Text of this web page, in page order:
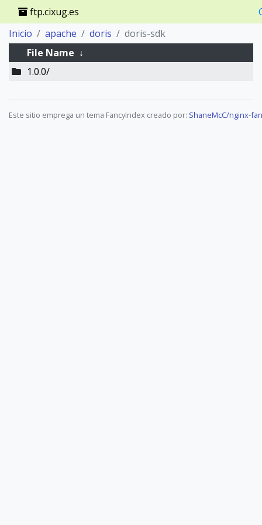
ftp.cixug.es
Inicio
apache doris
doris-sdk
File Name ↓
1.0.0/
Este sitio emprega un tema FancyIndex creado por: ShaneMcC/nginx-